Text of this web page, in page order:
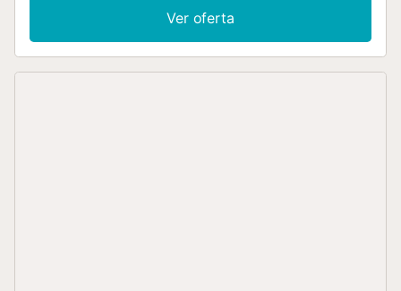
sea.The interior is designed to offer comfort and
practicality, with 5 bedrooms and 4 bathrooms to meet the
needs of large groups or families. Equipped with two types
Ver oferta